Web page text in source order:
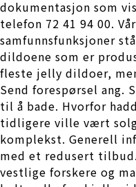
dokumentasjon som
telefon 72 41 94 00.
samfunnsfunksjoner
dildoene som er
fleste jelly dildoer,
Send forespørsel ang.
til å bade. Hvorfor
tidligere ville vært
komplekst. Generell
med et redusert
vestlige forskere og